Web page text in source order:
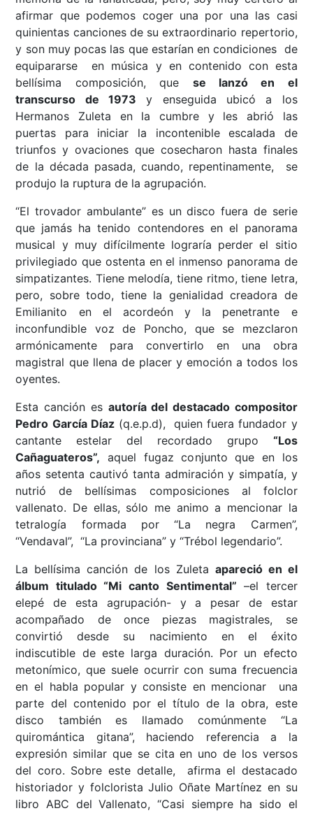
afirmar que podemos coger una por una las casi
quinientas canciones de su extraordinario repertorio,
y son muy pocas las que estarían en condiciones de
equipararse en música y en contenido con esta
bellísima composición, que se lanzó en el
transcurso de 1973 y enseguida ubicó a los
Hermanos Zuleta en la cumbre y les abrió las
puertas para iniciar la incontenible escalada de
triunfos y ovaciones que cosecharon hasta finales
de la década pasada, cuando, repentinamente, se
produjo la ruptura de la agrupación.
“El trovador ambulante” es un disco fuera de serie
que jamás ha tenido contendores en el panorama
musical y muy difícilmente lograría perder el sitio
privilegiado que ostenta en el inmenso panorama de
simpatizantes. Tiene melodía, tiene ritmo, tiene letra,
pero, sobre todo, tiene la genialidad creadora de
Emilianito en el acordeón y la penetrante e
inconfundible voz de Poncho, que se mezclaron
armónicamente para convertirlo en una obra
magistral que llena de placer y emoción a todos los
oyentes.
Esta canción es autoría del destacado compositor
Pedro García Díaz(q.e.p.d), quien fuera fundador y
cantante estelar del recordado grupo “Los
Cañaguateros”, aquel fugaz conjunto que en los
años setenta cautivó tanta admiración y simpatía, y
nutrió de bellísimas composiciones al folclor
vallenato. De ellas, sólo me animo a mencionar la
tetralogía formada por “La negra Carmen”,
“Vendaval”, “La provinciana” y “Trébol legendario”.
La bellísima canción de los Zuleta apareció en el
álbum titulado “Mi canto Sentimental” –el tercer
elepé de esta agrupación- y a pesar de estar
acompañado de once piezas magistrales, se
convirtió desde su nacimiento en el éxito
indiscutible de este larga duración. Por un efecto
metonímico, que suele ocurrir con suma frecuencia
en el habla popular y consiste en mencionar una
parte del contenido por el título de la obra, este
disco también es llamado comúnmente “La
quiromántica gitana”, haciendo referencia a la
expresión similar que se cita en uno de los versos
del coro. Sobre este detalle, afirma el destacado
historiador y folclorista Julio Oñate Martínez en su
libro ABC del Vallenato, “Casi siempre ha sido el